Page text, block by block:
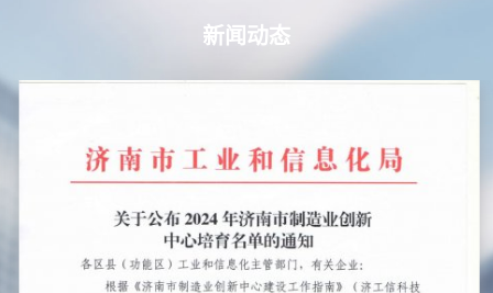
新闻动态